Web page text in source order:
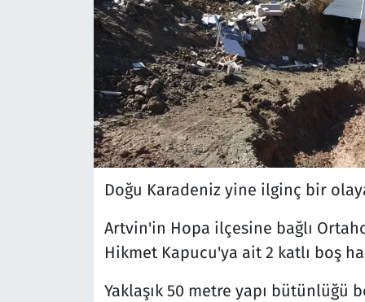
Doğu Karadeniz yine ilginç bir
Artvin'in Hopa ilçesine bağlı
Hikmet Kapucu'ya ait 2 katlı boş
Yaklaşık 50 metre yapı bütünlüğü